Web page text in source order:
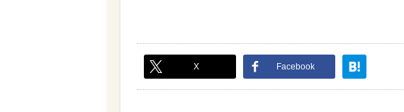
X Facebook